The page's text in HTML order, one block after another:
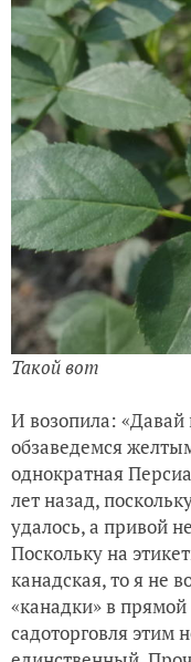
Такой вот
И возопила:
обзаведемся
однократная
лет назад,
удалось, а привой
Поскольку на
канадская, то я не
«канадки» в
садоторговля этим